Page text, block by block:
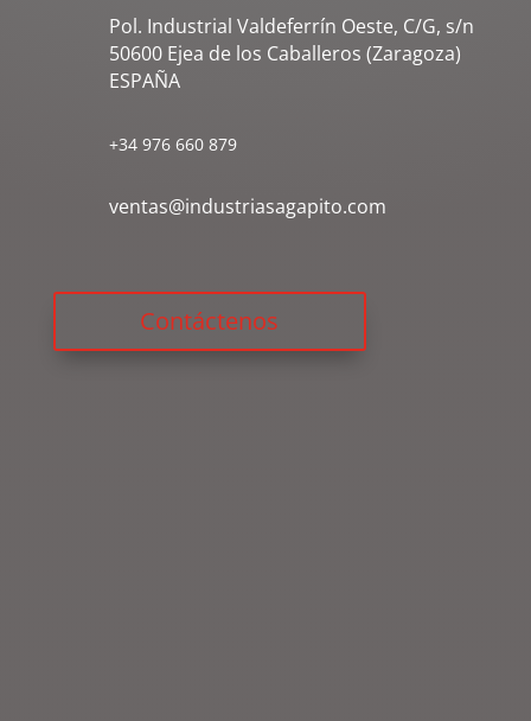
Pol. Industrial Valdeferrín Oeste, C/G, s/n
50600 Ejea de los Caballeros (Zaragoza)
ESPAÑA
+34 976 660 879
ventas@industriasagapito.com
Contáctenos